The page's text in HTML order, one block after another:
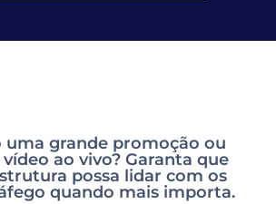
uma grande promoção ou
ao vivo? Garanta que
possa lidar com os
quando mais importa.